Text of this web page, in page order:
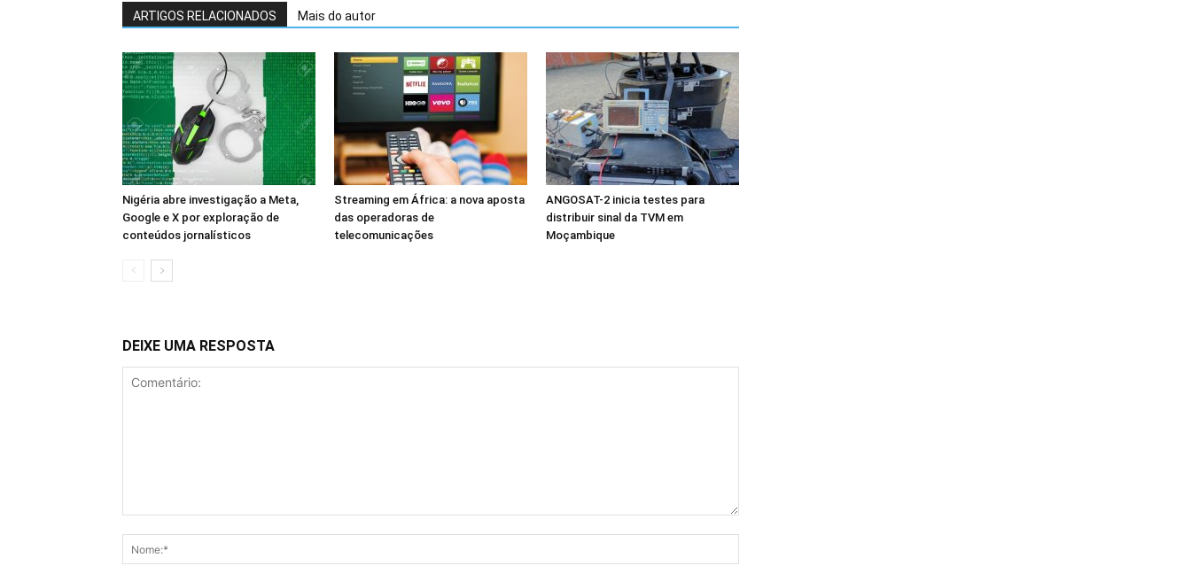
ARTIGOS RELACIONADOS Mais do autor
Nigéria abre investigação a Meta,
Google e X por exploração de
conteúdos jornalísticos
Streaming em África: a nova aposta
das operadoras de
telecomunicações
ANGOSAT-2 inicia testes para
distribuir sinal da TVM em
Moçambique
DEIXE UMA RESPOSTA